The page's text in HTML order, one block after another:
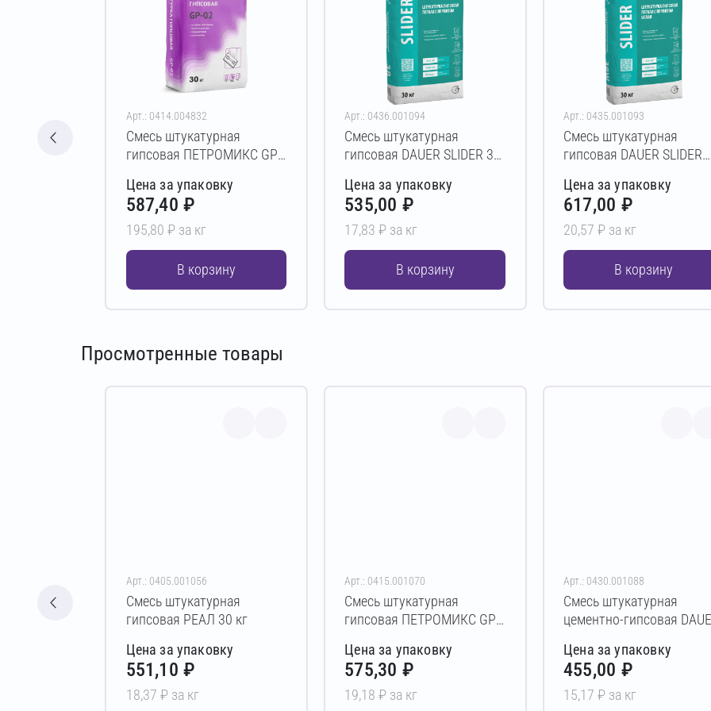
Арт.: 0414.004832
Смесь штукатурная
гипсовая ПЕТРОМИКС GP-
Цена за упаковку
587,40 ₽
195,80 ₽ за кг
В корзину
Арт.: 0436.001094
Смесь штукатурная
гипсовая DAUER SLIDER 38
Цена за упаковку
535,00 ₽
17,83 ₽ за кг
В корзину
Арт.: 0435.001093
Смесь штукатурная
гипсовая DAUER SLIDER
Цена за упаковку
617,00 ₽
20,57 ₽ за кг
В корзину
Просмотренные товары
Арт.: 0405.001056
Смесь штукатурная
гипсовая РЕАЛ 30 кг
Цена за упаковку
551,10 ₽
18,37 ₽ за кг
Арт.: 0415.001070
Смесь штукатурная
гипсовая ПЕТРОМИКС GP-
Цена за упаковку
575,30 ₽
19,18 ₽ за кг
Арт.: 0430.001088
Смесь штукатурная
цементно-гипсовая
Цена за упаковку
455,00 ₽
15,17 ₽ за кг